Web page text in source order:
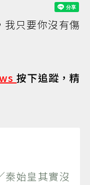
只要你沒有傷
按下追蹤，精
始皇其實沒